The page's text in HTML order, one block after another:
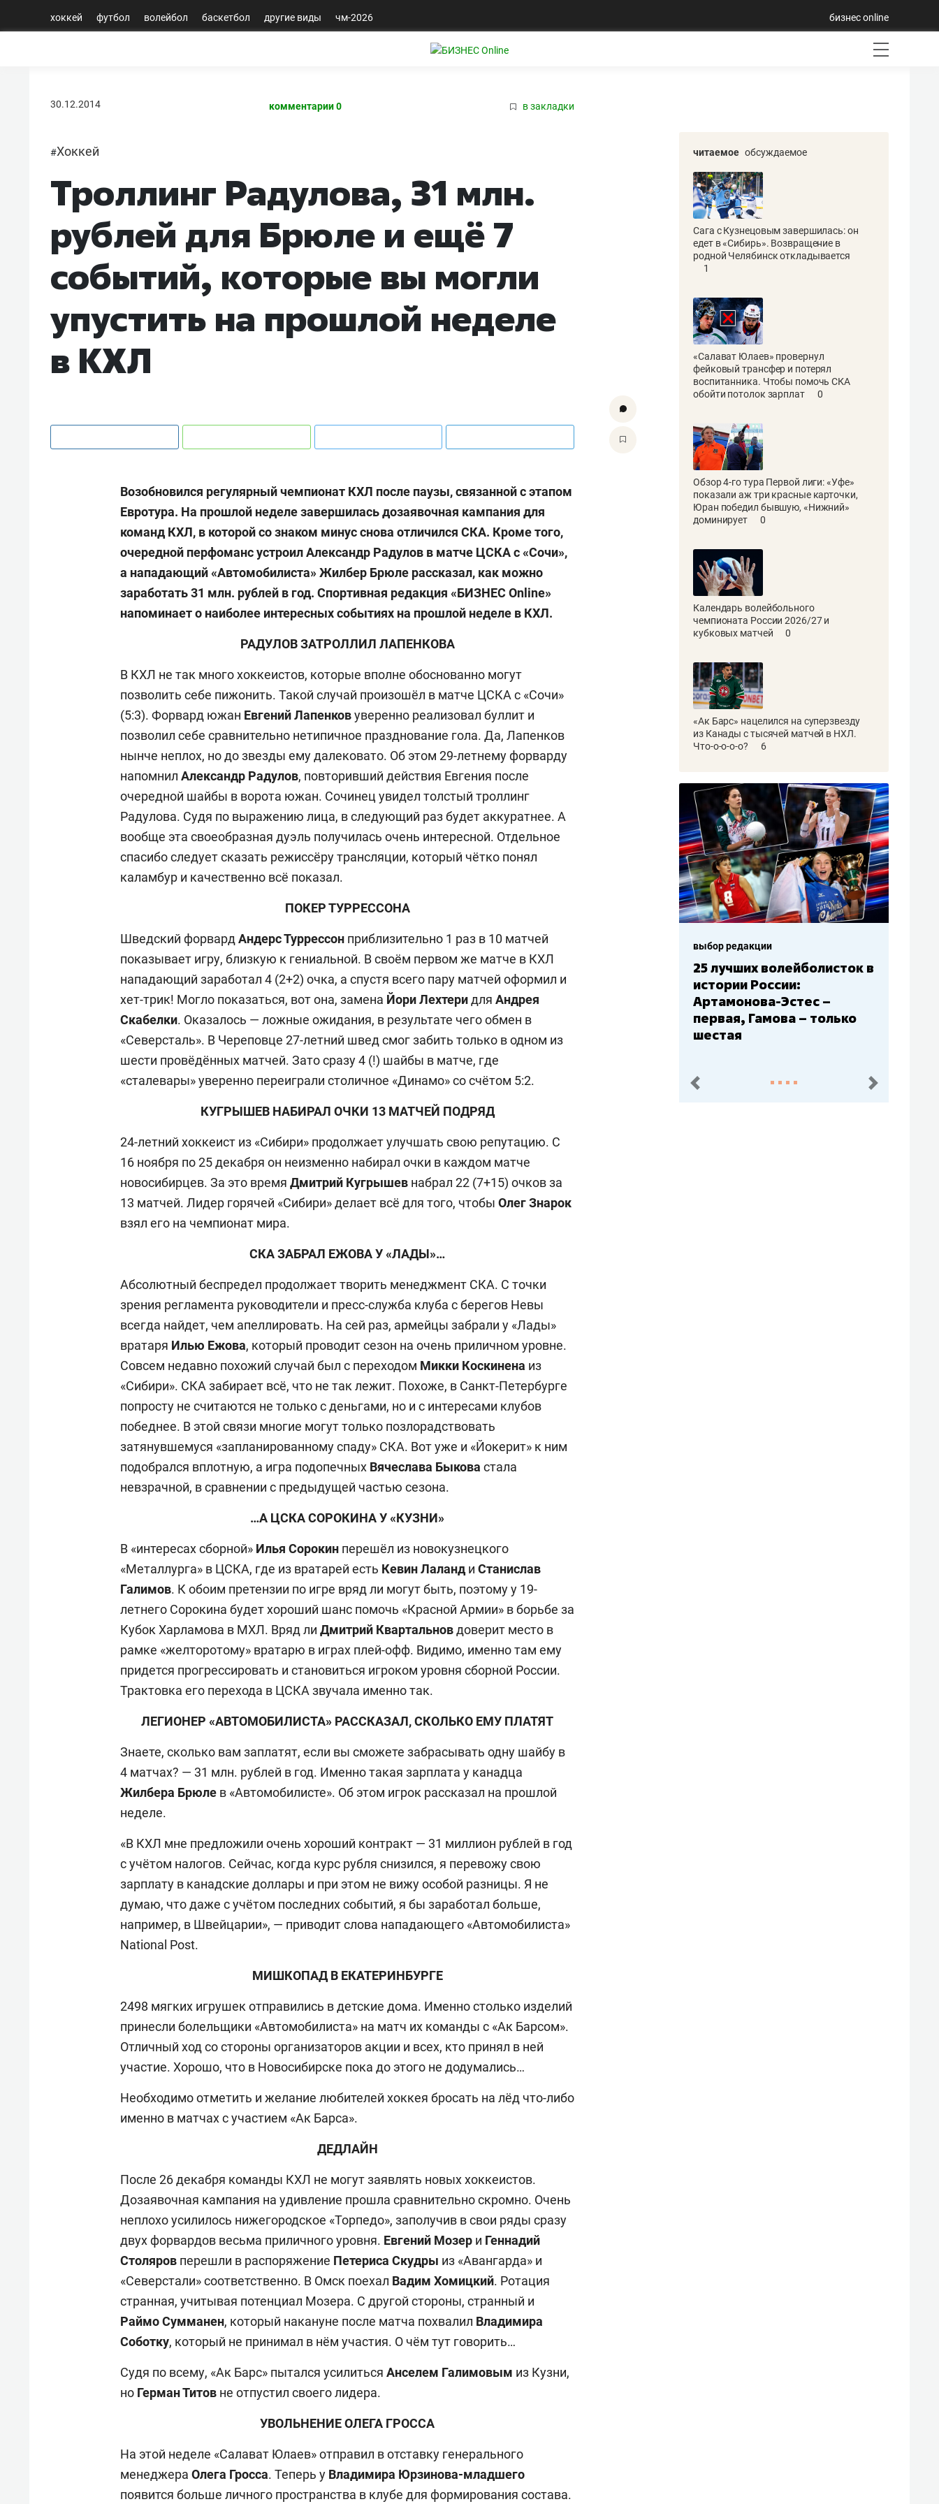
хоккей футбол волейбол баскетбол другие виды чм-2026 бизнес online
30.12.2014 комментарии 0 в закладки
#Хоккей
Троллинг Радулова, 31 млн.
рублей для Брюле и ещё 7
событий, которые вы могли
упустить на прошлой неделе
в КХЛ
Возобновился регулярный чемпионат КХЛ после паузы, связанной с этапом
Евротура. На прошлой неделе завершилась дозаявочная кампания для
команд КХЛ, в которой со знаком минус снова отличился СКА. Кроме того,
очередной перфоманс устроил Александр Радулов в матче ЦСКА с «Сочи»,
а нападающий «Автомобилиста» Жилбер Брюле рассказал, как можно
заработать 31 млн. рублей в год. Спортивная редакция «БИЗНЕС Online»
напоминает о наиболее интересных событиях на прошлой неделе в КХЛ.
РАДУЛОВ ЗАТРОЛЛИЛ ЛАПЕНКОВА
В КХЛ не так много хоккеистов, которые вполне обоснованно могут
позволить себе пижонить. Такой случай произошёл в матче ЦСКА с «Сочи»
(5:3). Форвард южан Евгений Лапенковуверенно реализовал буллит и
позволил себе сравнительно нетипичное празднование гола. Да, Лапенков
нынче неплох, но до звезды ему далековато. Об этом 29-летнему форварду
напомнил Александр Радулов, повторивший действия Евгения после
очередной шайбы в ворота южан. Сочинец увидел толстый троллинг
Радулова. Судя по выражению лица, в следующий раз будет аккуратнее. А
вообще эта своеобразная дуэль получилась очень интересной. Отдельное
спасибо следует сказать режиссёру трансляции, который чётко понял
каламбур и качественно всё показал.
ПОКЕР ТУРРЕССОНА
Шведский форвард Андерс Туррессон приблизительно 1 раз в 10 матчей
показывает игру, близкую к гениальной. В своём первом же матче в КХЛ
нападающий заработал 4 (2+2) очка, а спустя всего пару матчей оформил и
хет-трик! Могло показаться, вот она, замена Йори Лехтеридля Андрея
Скабелки. Оказалось — ложные ожидания, в результате чего обмен в
«Северсталь». В Череповце 27-летний швед смог забить только в одном из
шести провёдённых матчей. Зато сразу 4 (!) шайбы в матче, где
«сталевары» уверенно переиграли столичное «Динамо» со счётом 5:2.
КУГРЫШЕВ НАБИРАЛ ОЧКИ 13 МАТЧЕЙ ПОДРЯД
24-летний хоккеист из «Сибири» продолжает улучшать свою репутацию. С
16 ноября по 25 декабря он неизменно набирал очки в каждом матче
новосибирцев. За это время Дмитрий Кугрышев набрал 22 (7+15) очков за
13 матчей. Лидер горячей «Сибири» делает всё для того, чтобы Олег Знарок
взял его на чемпионат мира.
СКА ЗАБРАЛ ЕЖОВА У «ЛАДЫ»…
Абсолютный беспредел продолжает творить менеджмент СКА. С точки
зрения регламента руководители и пресс-служба клуба с берегов Невы
всегда найдет, чем апеллировать. На сей раз, армейцы забрали у «Лады»
вратаря Илью Ежова, который проводит сезон на очень приличном уровне.
Совсем недавно похожий случай был с переходом Микки Коскинена из
«Сибири». СКА забирает всё, что не так лежит. Похоже, в Санкт-Петербурге
попросту не считаются не только с деньгами, но и с интересами клубов
победнее. В этой связи многие могут только позлорадствовать
затянувшемуся «запланированному спаду» СКА. Вот уже и «Йокерит» к ним
подобрался вплотную, а игра подопечных Вячеслава Быкова стала
невзрачной, в сравнении с предыдущей частью сезона.
…А ЦСКА СОРОКИНА У «КУЗНИ»
В «интересах сборной» Илья Сорокин перешёл из новокузнецкого
«Металлурга» в ЦСКА, где из вратарей есть Кевин Лаланд и Станислав
Галимов. К обоим претензии по игре вряд ли могут быть, поэтому у 19-
летнего Сорокина будет хороший шанс помочь «Красной Армии» в борьбе за
Кубок Харламова в МХЛ. Вряд ли Дмитрий Квартальновдоверит место в
рамке «желторотому» вратарю в играх плей-офф. Видимо, именно там ему
придется прогрессировать и становиться игроком уровня сборной России.
Трактовка его перехода в ЦСКА звучала именно так.
ЛЕГИОНЕР «АВТОМОБИЛИСТА» РАССКАЗАЛ, СКОЛЬКО ЕМУ ПЛАТЯТ
Знаете, сколько вам заплатят, если вы сможете забрасывать одну шайбу в
4 матчах? — 31 млн. рублей в год. Именно такая зарплата у канадца
Жилбера Брюле в «Автомобилисте». Об этом игрок рассказал на прошлой
неделе.
«В КХЛ мне предложили очень хороший контракт — 31 миллион рублей в год
с учётом налогов. Сейчас, когда курс рубля снизился, я перевожу свою
зарплату в канадские доллары и при этом не вижу особой разницы. Я не
думаю, что даже с учётом последних событий, я бы заработал больше,
например, в Швейцарии», — приводит слова нападающего «Автомобилиста»
National Post.
МИШКОПАД В ЕКАТЕРИНБУРГЕ
2498 мягких игрушек отправились в детские дома. Именно столько изделий
принесли болельщики «Автомобилиста» на матч их команды с «Ак Барсом».
Отличный ход со стороны организаторов акции и всех, кто принял в ней
участие. Хорошо, что в Новосибирске пока до этого не додумались…
Необходимо отметить и желание любителей хоккея бросать на лёд что-либо
именно в матчах с участием «Ак Барса».
ДЕДЛАЙН
После 26 декабря команды КХЛ не могут заявлять новых хоккеистов.
Дозаявочная кампания на удивление прошла сравнительно скромно. Очень
неплохо усилилось нижегородское «Торпедо», заполучив в свои ряды сразу
двух форвардов весьма приличного уровня. Евгений Мозер и Геннадий
Столяров перешли в распоряжение Петериса Скудры из «Авангарда» и
«Северстали» соответственно. В Омск поехал Вадим Хомицкий. Ротация
странная, учитывая потенциал Мозера. С другой стороны, странный и
Раймо Сумманен, который накануне после матча похвалил Владимира
Соботку, который не принимал в нём участия. О чём тут говорить…
Судя по всему, «Ак Барс» пытался усилиться Анселем Галимовым из Кузни,
но Герман Титов не отпустил своего лидера.
УВОЛЬНЕНИЕ ОЛЕГА ГРОССА
На этой неделе «Салават Юлаев» отправил в отставку генерального
менеджера Олега Гросса. Теперь у Владимира Юрзинова-младшего
появится больше личного пространства в клубе для формирования состава.
читаемое обсуждаемое
Сага с Кузнецовым завершилась: он
едет в «Сибирь». Возвращение в
родной Челябинск откладывается
1
«Салават Юлаев» провернул
фейковый трансфер и потерял
воспитанника. Чтобы помочь СКА
обойти потолок зарплат
0
Обзор 4-го тура Первой лиги: «Уфе»
показали аж три красные карточки,
Юран победил бывшую, «Нижний»
доминирует
0
Календарь волейбольного
чемпионата России 2026/27 и
кубковых матчей
0
«Ак Барс» нацелился на суперзвезду
из Канады с тысячей матчей в НХЛ.
Что-о-о-о-о?
6
выбор редакции
25 лучших волейболисток в
истории России:
Артамонова-Эстес –
первая, Гамова – только
шестая
выбор редакции
Бюджеты клубов КХЛ: СКА
– главный мажор, «Ак
Барс» – второй, «Салават
Юлаев» – середняк
пред. след.